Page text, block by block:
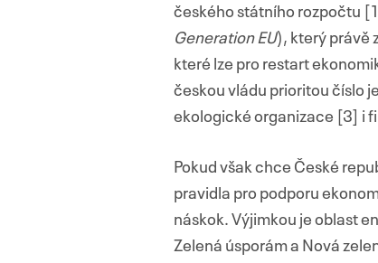
českého státního rozpočtu
Generation EU), který právě
které lze pro restart
českou vládu prioritou číslo
ekologické organizace [3] i
Pokud však chce České
pravidla pro podporu
náskok. Výjimkou je oblast
Zelená úsporám a Nová